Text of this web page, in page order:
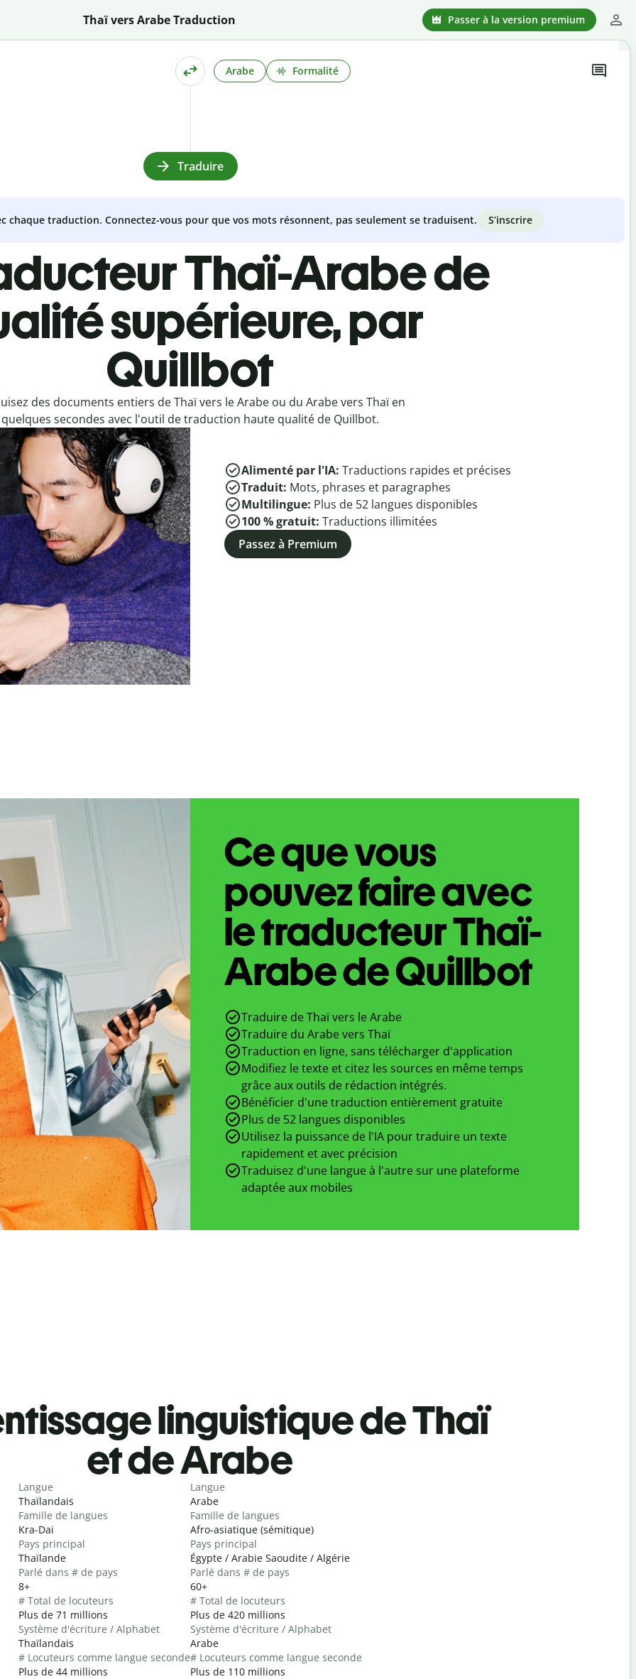
Thaï vers Arabe Traduction Passer à la version premium
Arabe Formalité
Traduire
chaque traduction. Connectez-vous pour que vos mots résonnent, pas seulement se traduisent. S’inscrire
Thaï-Arabe de
supérieure, par
Quillbot
des documents entiers de Thaï vers le Arabe ou du Arabe vers Thaï en
quelques secondes avec l'outil de traduction haute qualité de Quillbot.
Alimenté par l'IA: Traductions rapides et précises
Traduit: Mots, phrases et paragraphes
Multilingue: Plus de 52 langues disponibles
100 % gratuit: Traductions illimitées
Passez à Premium
Ce que vous
pouvez faire avec
le traducteur Thaï-
Arabe de Quillbot
Traduire de Thaï vers le Arabe
Traduire du Arabe vers Thaï
Traduction en ligne, sans télécharger d'application
Modifiez le texte et citez les sources en même temps
grâce aux outils de rédaction intégrés.
Bénéficier d'une traduction entièrement gratuite
Plus de 52 langues disponibles
Utilisez la puissance de l'IA pour traduire un texte
rapidement et avec précision
Traduisez d'une langue à l'autre sur une plateforme
adaptée aux mobiles
linguistique de Thaï
et de Arabe
Langue
Thaïlandais
Famille de langues
Kra-Dai
Pays principal
Thaïlande
Parlé dans # de pays
8+
# Total de locuteurs
Plus de 71 millions
Système d'écriture / Alphabet
Thaïlandais
# Locuteurs comme langue seconde
Plus de 44 millions
Langue
Arabe
Famille de langues
Afro-asiatique (sémitique)
Pays principal
Égypte / Arabie Saoudite / Algérie
Parlé dans # de pays
60+
# Total de locuteurs
Plus de 420 millions
Système d'écriture / Alphabet
Arabe
# Locuteurs comme langue seconde
Plus de 110 millions